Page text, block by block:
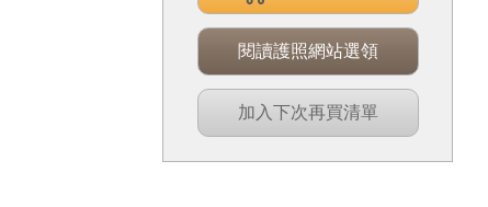
閱讀護照網站選領
加入下次再買清單